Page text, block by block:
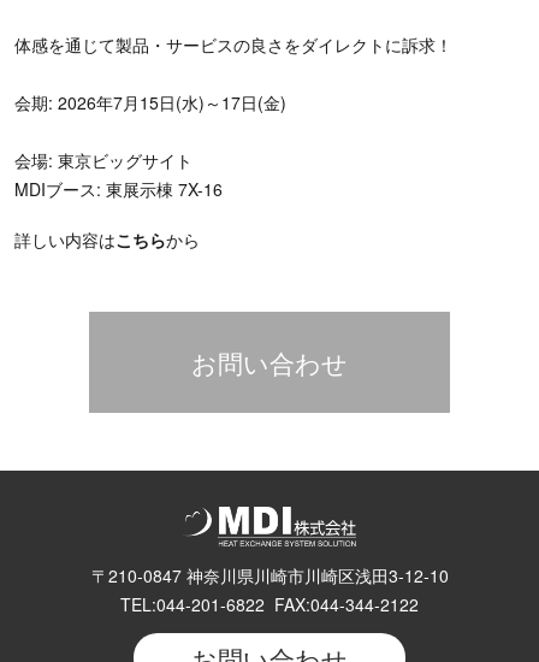
体感を通じて製品・サービスの良さをダイレクトに訴求！
会期: 2026年7月15日(水)～17日(金)
会場: 東京ビッグサイト
MDIブース: 東展示棟 7X-16
詳しい内容はこちらから
お問い合わせ
〒210-0847 神奈川県川崎市川崎区浅田3-12-10
TEL:044-201-6822 FAX:044-344-2122